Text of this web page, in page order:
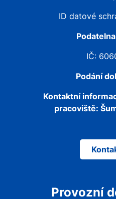
ID datové
IČ:
Podání
Kontaktní
pracoviště:
Provozní